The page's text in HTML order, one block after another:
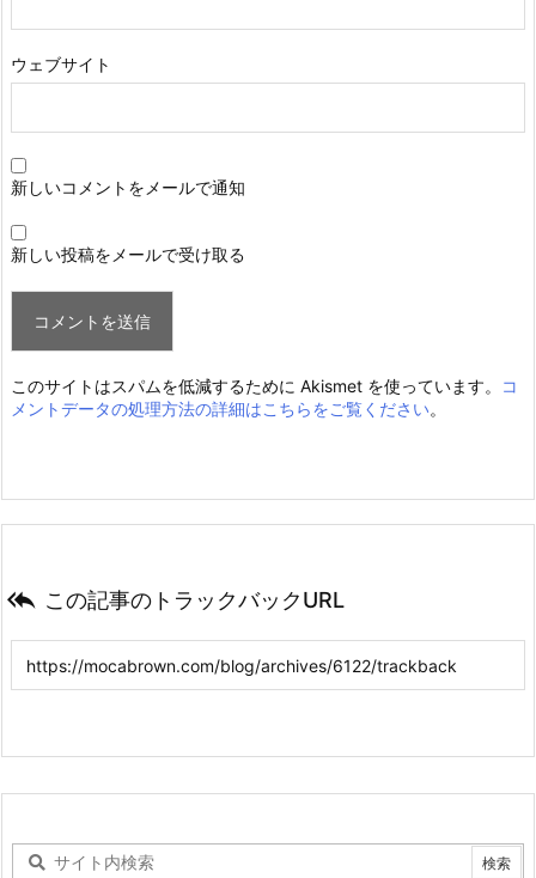
ウェブサイト
新しいコメントをメールで通知
新しい投稿をメールで受け取る
このサイトはスパムを低減するために Akismet を使っています。
コ
メントデータの処理方法の詳細はこちらをご覧ください。
 この記事のトラックバックURL